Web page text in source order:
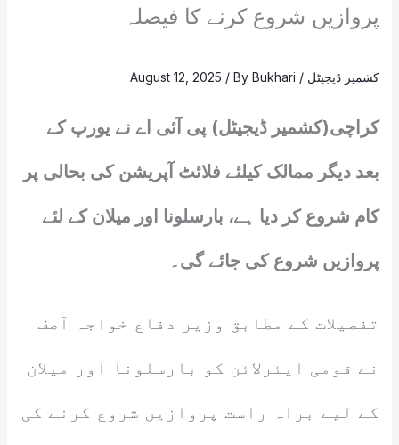
پروازیں شروع کرنے کا فیصلہ
کشمیر ڈیجیٹل /
August 12, 2025 / ByBukhari
کراچی(کشمیر ڈیجیٹل) پی آئی اے نے یورپ کے
بعد دیگر ممالک کیلئے فلائٹ آپریشن کی بحالی پر
کام شروع کر دیا ہے، بارسلونا اور میلان کے لئے
پروازیں شروع کی جائے گی۔
تفصیلات کے مطابق وزیر دفاع خواجہ آصف
نے قومی ایئرلائن کو بارسلونا اور میلان
کے لیے براہ راست پروازیں شروع کرنے کی